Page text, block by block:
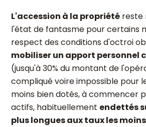
L'accession à la propriété reste
l'état de fantasme pour certains
respect des conditions d'octroi
mobiliser un apport personnel
(jusqu'à 30% du montant de
compliqué voire impossible pour
moins bien dotés, à commencer
actifs, habituellement endettés
plus longues aux taux les